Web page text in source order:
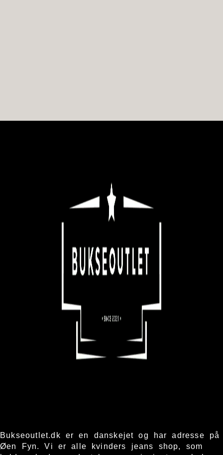
Bukseoutlet.dk er en danskejet og har adresse på
Øen Fyn. Vi er alle kvinders jeans shop, som